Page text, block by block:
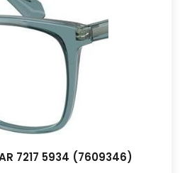
7217 5934 (7609346)